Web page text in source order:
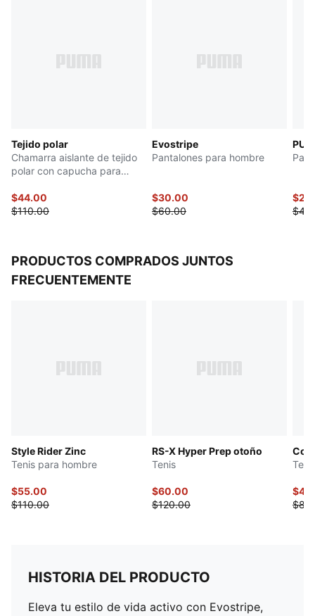
Bolsillos: Bolsillo tipo canguro
Capucha de cuello alto con cordón elástico y tope de
goma.
Mangas raglán
Tejido polar
Chamarra aislante de tejido
polar con capucha para
$44.00
$110.00
Evostripe
Pantalones para hombre
$30.00
$60.00
PRODUCTOS COMPRADOS JUNTOS
FRECUENTEMENTE
Style Rider Zinc
Tenis para hombre
$55.00
$110.00
RS-X Hyper Prep otoño
Tenis
$60.00
$120.00
HISTORIA DEL PRODUCTO
Eleva tu estilo de vida activo con Evostripe,